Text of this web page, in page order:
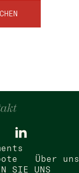
Über uns
SIE UNS